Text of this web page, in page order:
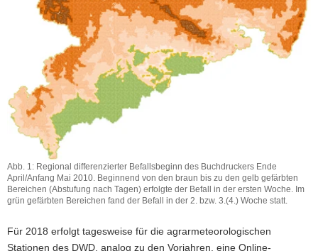
Abb. 1: Regional differenzierter Befallsbeginn des Buchdruckers Ende
April/Anfang Mai 2010. Beginnend von den braun bis zu den gelb gefärbten
Bereichen (Abstufung nach Tagen) erfolgte der Befall in der ersten Woche. Im
grün gefärbten Bereichen fand der Befall in der 2. bzw. 3.(4.) Woche statt.
1:
Für 2018 erfolgt tagesweise für die agrarmeteorologischen
Stationen des DWD, analog zu den Vorjahren, eine Online-